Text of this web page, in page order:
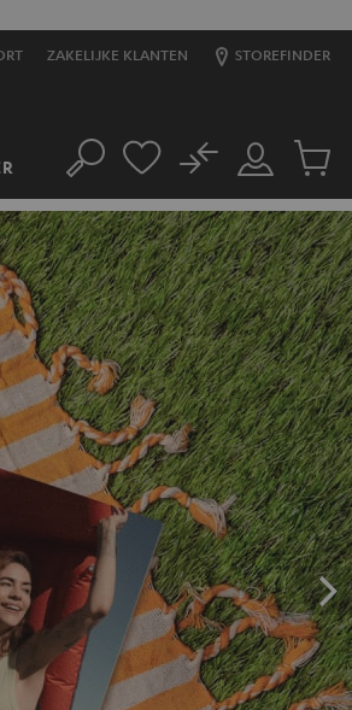
ZAKELIJKE KLANTEN STOREFINDER
Zoeken
Mijn
account
No